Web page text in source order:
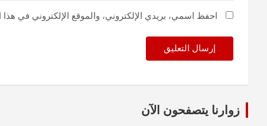
احفظ اسمي، بريدي الإلكتروني، والموقع الإلكتروني في
زوارنا يتصفحون الآن